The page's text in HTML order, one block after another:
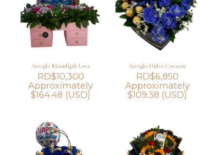
Arreglo Moonligth Love
RD$10,300
Approximately
$164.48 (USD)
Arreglo Dulce Corazón
RD$6,850
Approximately
$109.38 (USD)